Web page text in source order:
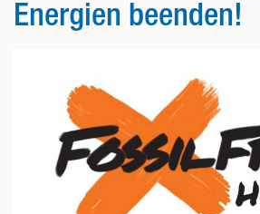
Beitrag
Energien beenden!